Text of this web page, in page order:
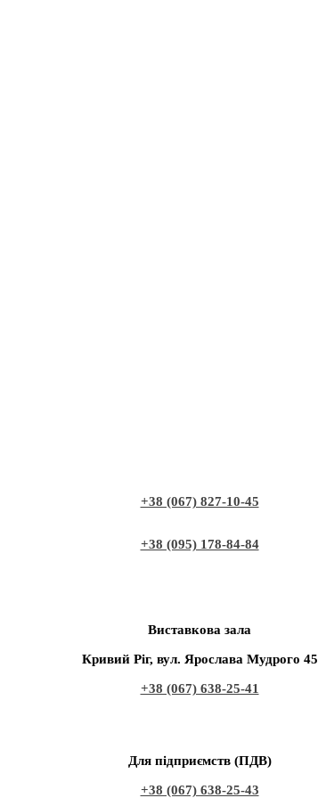
+38 (067) 827-10-45
+38 (095) 178-84-84
Виставкова зала
Кривий Ріг, вул. Ярослава Мудрого 45
+38 (067) 638-25-41
Для підприємств (ПДВ)
+38 (067) 638-25-43